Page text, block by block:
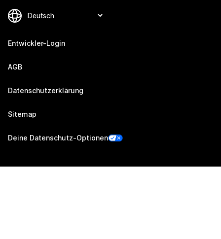
Entwickler-Login
AGB
Datenschutzerklärung
Sitemap
Deine Datenschutz-Optionen